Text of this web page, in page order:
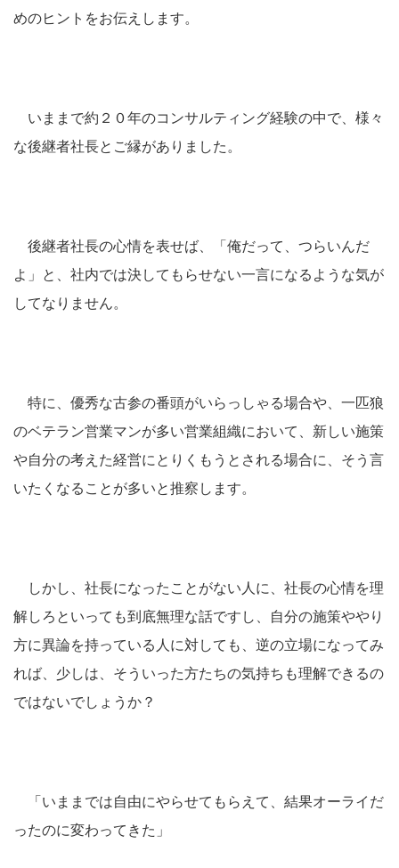
めのヒントをお伝えします。
いままで約２０年のコンサルティング経験の中で、様々
な後継者社長とご縁がありました。
後継者社長の心情を表せば、「俺だって、つらいんだ
よ」と、社内では決してもらせない一言になるような気が
してなりません。
特に、優秀な古参の番頭がいらっしゃる場合や、一匹狼
のベテラン営業マンが多い営業組織において、新しい施策
や自分の考えた経営にとりくもうとされる場合に、そう言
いたくなることが多いと推察します。
しかし、社長になったことがない人に、社長の心情を理
解しろといっても到底無理な話ですし、自分の施策ややり
方に異論を持っている人に対しても、逆の立場になってみ
れば、少しは、そういった方たちの気持ちも理解できるの
ではないでしょうか？
「いままでは自由にやらせてもらえて、結果オーライだ
ったのに変わってきた」